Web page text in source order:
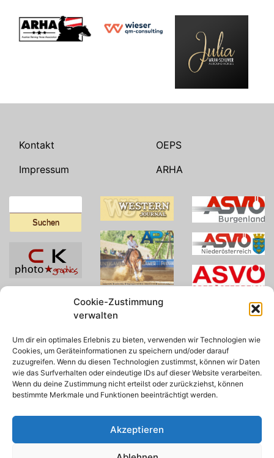
Cookie-Zustimmung
verwalten
Um dir ein optimales Erlebnis zu bieten, verwenden wir Technologien wie
Cookies, um Geräteinformationen zu speichern und/oder darauf
zuzugreifen. Wenn du diesen Technologien zustimmst, können wir Daten
wie das Surfverhalten oder eindeutige IDs auf dieser Website verarbeiten.
Wenn du deine Zustimmung nicht erteilst oder zurückziehst, können
bestimmte Merkmale und Funktionen beeinträchtigt werden.
Akzeptieren
Kontakt
Impressum
OEPS
ARHA
nach: